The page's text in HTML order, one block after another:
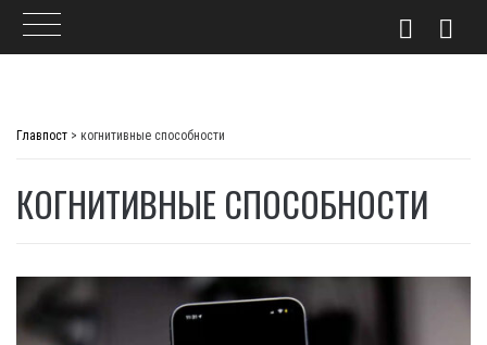
Главпост > когнитивные способности
КОГНИТИВНЫЕ СПОСОБНОСТИ